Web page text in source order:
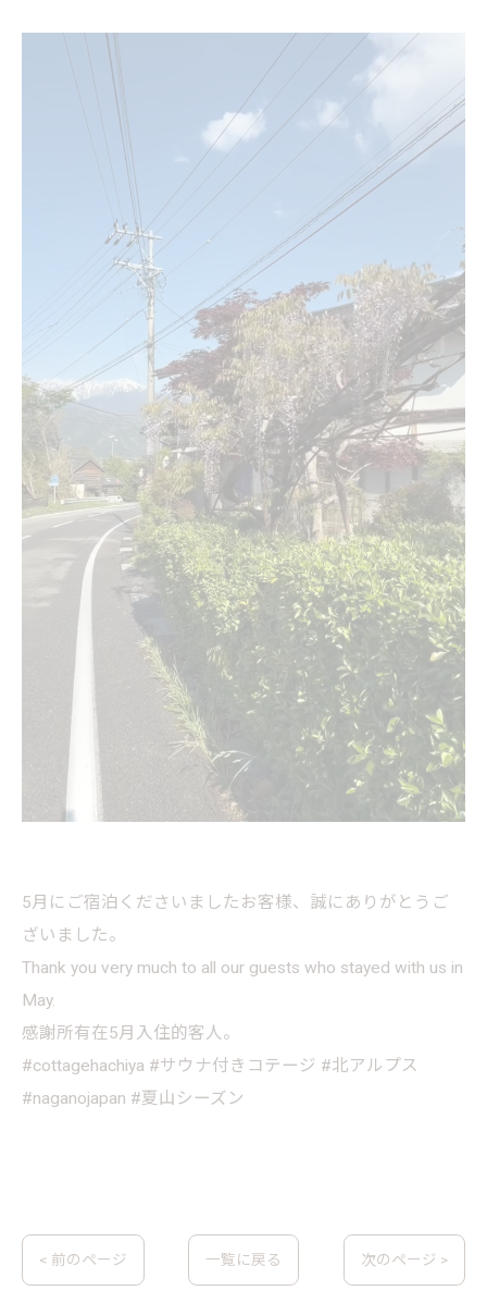
5月にご宿泊くださいましたお客様、誠にありがとうご
ざいました。
Thank you very much to all our guests who stayed with us in
May.
感謝所有在5月入住的客人。
#cottagehachiya #サウナ付きコテージ #北アルプス
#naganojapan #夏山シーズン
< 前のページ 一覧に戻る 次のページ >